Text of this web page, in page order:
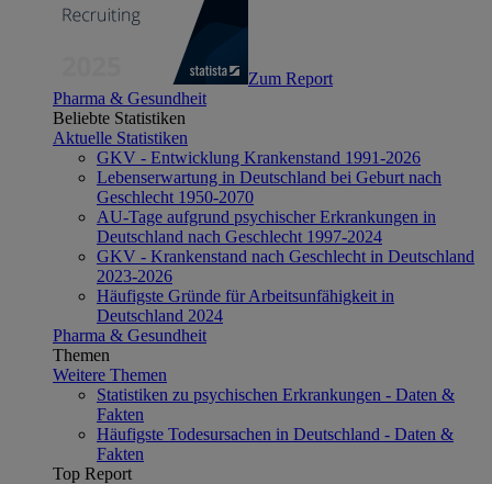
Zum Report
Pharma & Gesundheit
Beliebte Statistiken
Aktuelle Statistiken
GKV - Entwicklung Krankenstand 1991-2026
Lebenserwartung in Deutschland bei Geburt nach
Geschlecht 1950-2070
AU-Tage aufgrund psychischer Erkrankungen in
Deutschland nach Geschlecht 1997-2024
GKV - Krankenstand nach Geschlecht in Deutschland
2023-2026
Häufigste Gründe für Arbeitsunfähigkeit in
Deutschland 2024
Pharma & Gesundheit
Themen
Weitere Themen
Statistiken zu psychischen Erkrankungen - Daten &
Fakten
Häufigste Todesursachen in Deutschland - Daten &
Fakten
Top Report